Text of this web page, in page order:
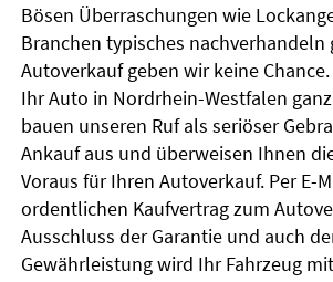
Bösen Überraschungen wie
Branchen typisches nachverhandeln
Autoverkauf geben wir keine
Ihr Auto in Nordrhein-Westfalen
bauen unseren Ruf als seriöser
Ankauf aus und überweisen Ihnen
Voraus für Ihren Autoverkauf. Per E-
ordentlichen Kaufvertrag zum
Ausschluss der Garantie und auch
Gewährleistung wird Ihr Fahrzeug